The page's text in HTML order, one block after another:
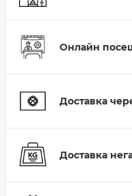
Онлайн
Доставка
Доставка